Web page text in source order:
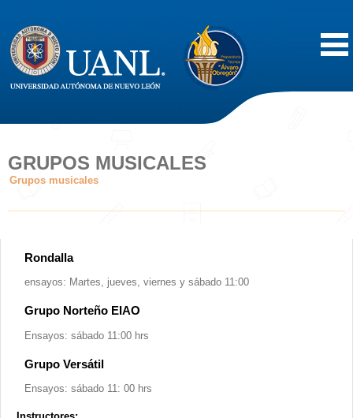
Acerca de
Servicios
Difusión
Contacto
GRUPOS MUSICALES
Grupos musicales
Rondalla
ensayos: Martes, jueves, viernes y sábado 11:00
Grupo Norteño EIAO
Ensayos: sábado 11:00 hrs
Grupo Versátil
Ensayos: sábado 11: 00 hrs